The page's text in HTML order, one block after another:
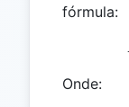
fórmula:
Onde: